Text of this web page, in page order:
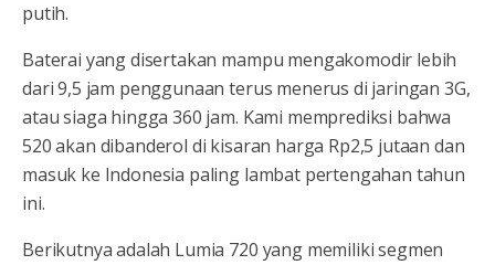
putih.
Baterai yang disertakan mampu mengakomodir lebih
dari 9,5 jam penggunaan terus menerus di jaringan 3G,
atau siaga hingga 360 jam. Kami memprediksi bahwa
520 akan dibanderol di kisaran harga Rp2,5 jutaan dan
masuk ke Indonesia paling lambat pertengahan tahun
ini.
Berikutnya adalah Lumia 720 yang memiliki segmen